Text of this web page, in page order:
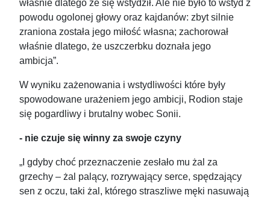
właśnie dlatego że się wstydził. Ale nie było to wstyd z
powodu ogolonej głowy oraz kajdanów: zbyt silnie
zraniona została jego miłość własna; zachorował
właśnie dlatego, że uszczerbku doznała jego
ambicja”.
W wyniku zażenowania i wstydliwości które były
spowodowane urażeniem jego ambicji, Rodion staje
się pogardliwy i brutalny wobec Sonii.
- nie czuje się winny za swoje czyny
„I gdyby choć przeznaczenie zesłało mu żal za
grzechy – żal palący, rozrywający serce, spędzający
sen z oczu, taki żal, którego straszliwe męki nasuwają